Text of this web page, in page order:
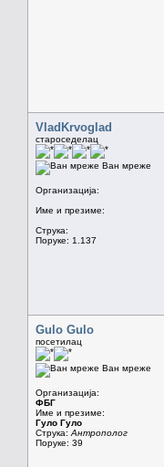
VladKrvoglad
староседелац
Ван мреже
Организација:
Име и презиме:
Струка:
Поруке: 1.137
Gulo Gulo
посетилац
Ван мреже
Организација:
ФБГ
Име и презиме:
Гуло Гуло
Струка: Антрополог
Поруке: 39